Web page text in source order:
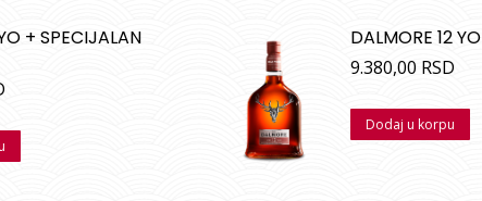
+ SPECIJALAN
DALMORE 12 YO
9.380,00 RSD
Dodaj u korpu